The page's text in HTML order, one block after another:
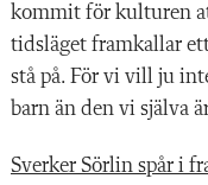
kommit för kulturen
tidsläget framkallar
stå på. För vi vill ju
barn än den vi själva
Sverker Sörlin spår i